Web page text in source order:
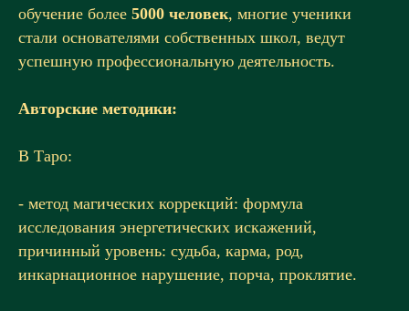
обучение более 5000 человек, многие ученики
стали основателями собственных школ, ведут
успешную профессиональную деятельность.
Авторские методики:
В Таро:
- метод магических коррекций: формула
исследования энергетических искажений,
причинный уровень: судьба, карма, род,
инкарнационное нарушение, порча, проклятие.